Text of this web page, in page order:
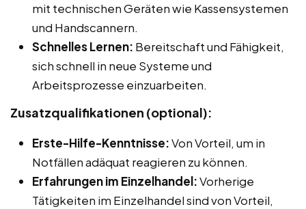
mit technischen Geräten wie Kassensystemen
und Handscannern.
Schnelles Lernen: Bereitschaft und Fähigkeit,
sich schnell in neue Systeme und
Arbeitsprozesse einzuarbeiten.
Zusatzqualifikationen (optional):
Erste-Hilfe-Kenntnisse:Von Vorteil, um in
Notfällen adäquat reagieren zu können.
Erfahrungen im Einzelhandel:Vorherige
Tätigkeiten im Einzelhandel sind von Vorteil,